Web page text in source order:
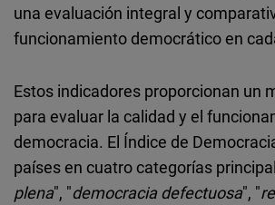
una evaluación integral y
funcionamiento democrático en
Estos indicadores proporcionan un
para evaluar la calidad y el
democracia. El Índice de
países en cuatro categorías
plena", "democracia defectuosa", "
Typeform